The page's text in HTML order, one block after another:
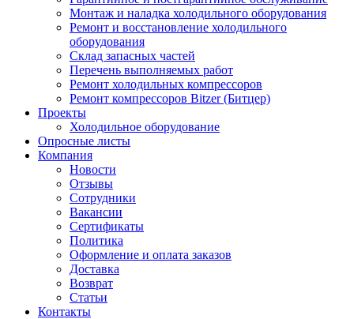
Монтаж и наладка холодильного оборудования
Ремонт и восстановление холодильного
оборудования
Склад запасных частей
Перечень выполняемых работ
Ремонт холодильных компрессоров
Ремонт компрессоров Bitzer (Битцер)
Проекты
Холодильное оборудование
Опросные листы
Компания
Новости
Отзывы
Сотрудники
Вакансии
Сертификаты
Политика
Оформление и оплата заказов
Доставка
Возврат
Статьи
Контакты